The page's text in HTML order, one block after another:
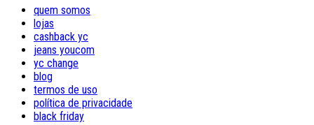
quem somos
lojas
cashback yc
jeans youcom
yc change
blog
termos de uso
política de privacidade
black friday